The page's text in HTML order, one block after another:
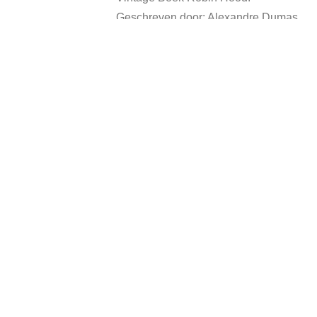
Geschreven door: Alexandre Dumas.